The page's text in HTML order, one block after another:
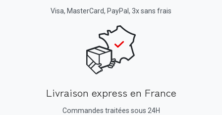
Visa, MasterCard, PayPal, 3x sans frais
Livraison express en France
Commandes traitées sous 24H